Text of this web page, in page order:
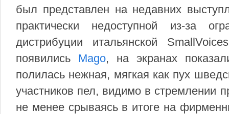
был представлен на недавних
практически недоступной из-за
дистрибуции итальянской
появились Mago, на экранах
полилась нежная, мягкая как пух
участников пел, видимо в стремлении
не менее срываясь в итоге на